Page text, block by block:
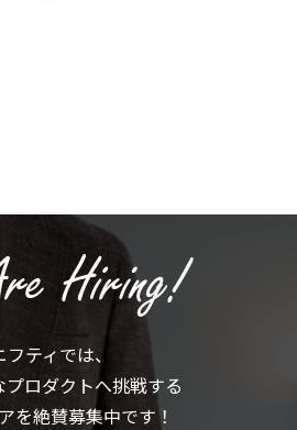
フティでは、
プロダクトへ挑戦する
を絶賛募集中です！